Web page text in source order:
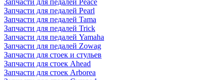
Запчасти для педалей Peace
Запчасти для педалей Pearl
Запчасти для педалей Tama
Запчасти для педалей Trick
Запчасти для педалей Yamaha
Запчасти для педалей Zowag
Запчасти для стоек и стульев
Запчасти для стоек Ahead
Запчасти для стоек Arborea